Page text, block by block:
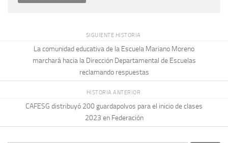
SIGUIENTE HISTORIA
La comunidad educativa de la Escuela Mariano Moreno
marchará hacia la Dirección Departamental de Escuelas
reclamando respuestas
HISTORIA ANTERIOR
CAFESG distribuyó 200 guardapolvos para el inicio de clases
2023 en Federación